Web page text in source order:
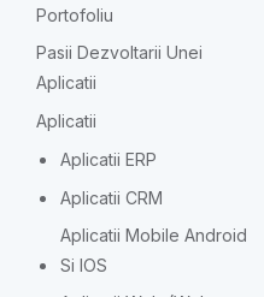
Portofoliu
Pasii Dezvoltarii Unei
Aplicatii
Aplicatii
Aplicatii ERP
Aplicatii CRM
Aplicatii Mobile Android
Si IOS